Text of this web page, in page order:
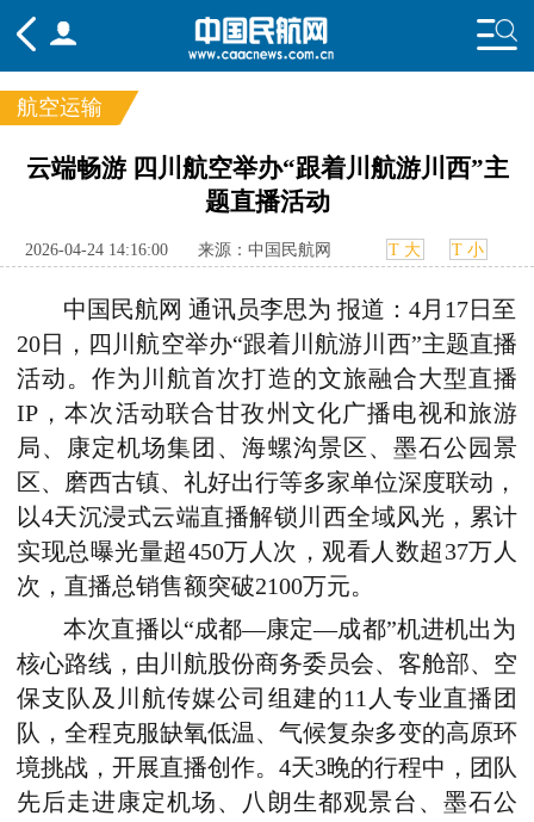
频道
国内
航图 智库 专题 舆情
航空运输
云端畅游 四川航空举办“跟着川航游川西”主
题直播活动
2026-04-24 14:16:00 来源：中国民航网 T 大 T 小
中国民航网 通讯员李思为 报道：4月17日至
20日，四川航空举办“跟着川航游川西”主题直播
活动。作为川航首次打造的文旅融合大型直播
IP，本次活动联合甘孜州文化广播电视和旅游
局、康定机场集团、海螺沟景区、墨石公园景
区、磨西古镇、礼好出行等多家单位深度联动，
以4天沉浸式云端直播解锁川西全域风光，累计
实现总曝光量超450万人次，观看人数超37万人
次，直播总销售额突破2100万元。
本次直播以“成都—康定—成都”机进机出为
核心路线，由川航股份商务委员会、客舱部、空
保支队及川航传媒公司组建的11人专业直播团
队，全程克服缺氧低温、气候复杂多变的高原环
境挑战，开展直播创作。4天3晚的行程中，团队
先后走进康定机场、八朗生都观景台、墨石公